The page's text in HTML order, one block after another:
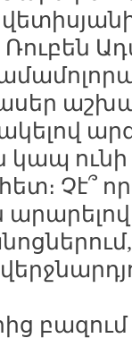
կապ
Չէ՞